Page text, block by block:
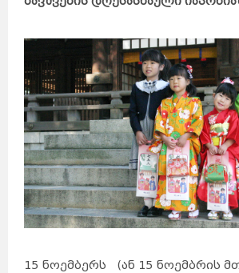
15 ნოემბერს (ან 15 ნოემბრის